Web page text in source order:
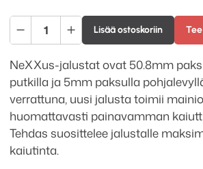
Atacama
Audio
NeXXus
600
Essential
jalustapari
määrä
Lisää ostoskoriin
NeXXus-jalustat ovat 50.8mm
putkilla ja 5mm paksulla
verrattuna, uusi jalusta toimii
huomattavasti painavamman
Tehdas suosittelee jalustalle
kaiutinta.